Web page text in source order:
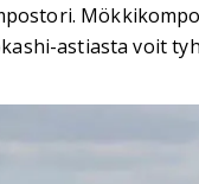
astiasta voit